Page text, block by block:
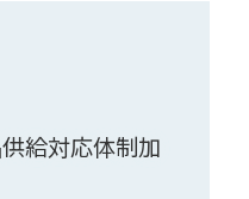
給対応体制加